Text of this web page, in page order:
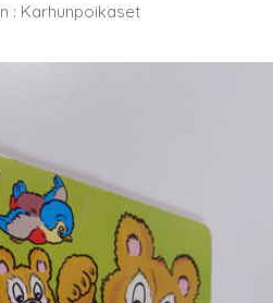
: Karhunpoikaset